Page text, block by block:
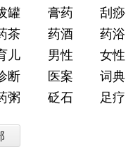
罐 膏药
刮痧
茶 药酒
药浴
儿 男性
女性
断 医案
词典
粥 砭石 足疗